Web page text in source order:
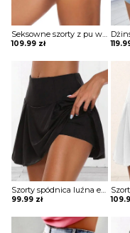
Seksowne szorty z pu wysokim stanem i dziurkami spodnie Kaylah
109.99 zł
Szorty spódnica luźna elastyczna falowana obcisła w talii krótkie obcisłe Louiza
99.99 zł